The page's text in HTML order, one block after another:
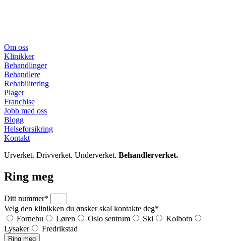
Om oss
Klinikker
Behandlinger
Behandlere
Rehabilitering
Plager
Franchise
Jobb med oss
Blogg
Helseforsikring
Kontakt
Urverket. Drivverket. Underverket. Behandlerverket.
Ring meg
Ditt nummer*
Velg den klinikken du ønsker skal kontakte deg*
Fornebu
Løren Oslo sentrum Ski
Kolbotn
Lysaker
Fredrikstad
Ring meg